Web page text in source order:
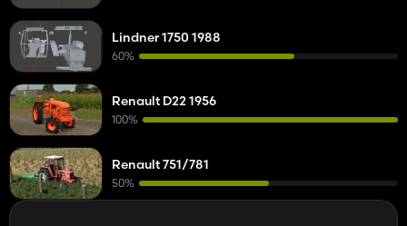
Lindner 1750 1988
60%
Renault D22 1956
100%
Renault 751/781
50%